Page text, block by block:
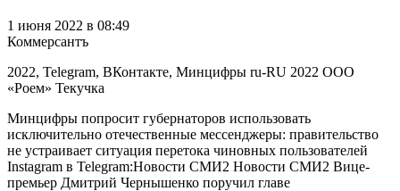
1 июня 2022 в 08:49
Коммерсантъ
2022, Telegram, ВКонтакте, Минцифры ru-RU 2022 ООО
«Роем» Текучка
Минцифры попросит губернаторов использовать
исключительно отечественные мессенджеры: правительство
не устраивает ситуация перетока чиновных пользователей
Instagram в Telegram:Новости СМИ2 Новости СМИ2 Вице-
премьер Дмитрий Чернышенко поручил главе